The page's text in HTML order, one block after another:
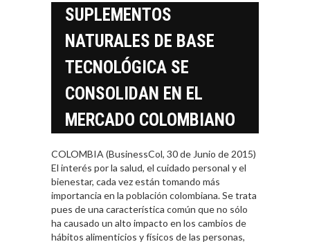
SUPLEMENTOS
NATURALES DE BASE
TECNOLÓGICA SE
CONSOLIDAN EN EL
MERCADO COLOMBIANO
COLOMBIA (BusinessCol, 30 de Junio de 2015)
El interés por la salud, el cuidado personal y el
bienestar, cada vez están tomando más
importancia en la población colombiana. Se trata
pues de una característica común que no sólo
ha causado un alto impacto en los cambios de
hábitos alimenticios y físicos de las personas,